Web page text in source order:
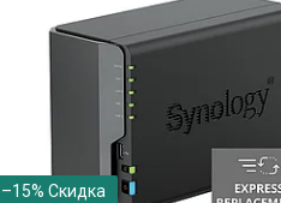
–15%